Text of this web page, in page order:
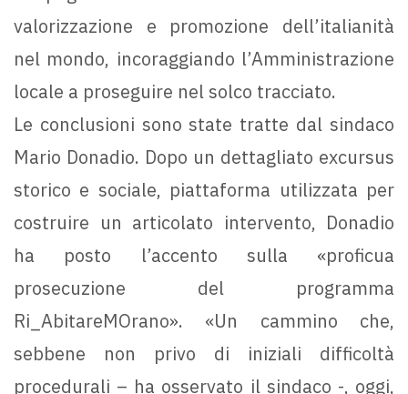
valorizzazione e promozione dell’italianità
nel mondo, incoraggiando l’Amministrazione
locale a proseguire nel solco tracciato.
Le conclusioni sono state tratte dal sindaco
Mario Donadio. Dopo un dettagliato excursus
storico e sociale, piattaforma utilizzata per
costruire un articolato intervento, Donadio
ha posto l’accento sulla «proficua
prosecuzione del programma
Ri_AbitareMOrano». «Un cammino che,
sebbene non privo di iniziali difficoltà
procedurali – ha osservato il sindaco -, oggi,